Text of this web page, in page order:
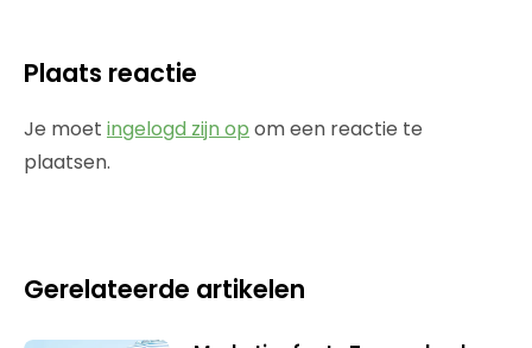
Plaats reactie
Je moet ingelogd zijn op om een reactie te
plaatsen.
Gerelateerde artikelen